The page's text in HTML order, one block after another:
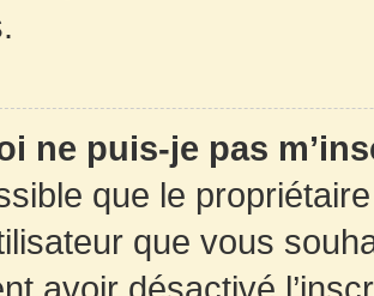
ne puis-je pas
que le
que vous